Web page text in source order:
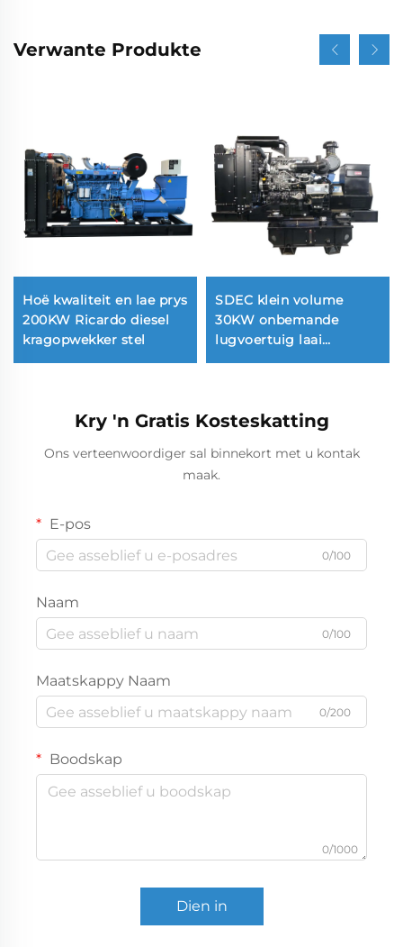
Verwante Produkte
Hoë kwaliteit en lae prys
200KW Ricardo diesel
kragopwekker stel
SDEC klein volume
30KW onbemande
lugvoertuig laai
toegewyde draagbare
Kry 'n Gratis Kosteskatting
Ons verteenwoordiger sal binnekort met u kontak
maak.
E-pos
0/100
Naam
0/100
Maatskappy Naam
0/200
Boodskap
0/1000
Dien in